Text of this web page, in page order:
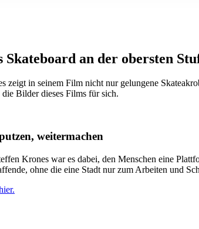
Skateboard an der obersten
zeigt in seinem Film nicht nur gelungene
Bilder dieses Films für sich.
weitermachen
Krones war es dabei, den Menschen eine
ohne die eine Stadt nur zum Arbeiten und